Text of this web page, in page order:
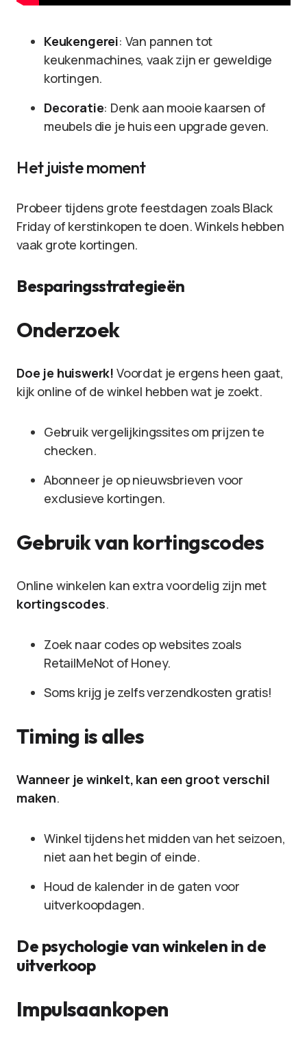
Keukengerei: Van pannen tot
keukenmachines, vaak zijn er geweldige
kortingen.
Decoratie: Denk aan mooie kaarsen of
meubels die je huis een upgrade geven.
Het juiste moment
Probeer tijdens grote feestdagen zoals Black
Friday of kerstinkopen te doen. Winkels hebben
vaak grote kortingen.
Besparingsstrategieën
Onderzoek
Doe je huiswerk! Voordat je ergens heen gaat,
kijk online of de winkel hebben wat je zoekt.
Gebruik vergelijkingssites om prijzen te
checken.
Abonneer je op nieuwsbrieven voor
exclusieve kortingen.
Gebruik van kortingscodes
Online winkelen kan extra voordelig zijn met
kortingscodes.
Zoek naar codes op websites zoals
RetailMeNot of Honey.
Soms krijg je zelfs verzendkosten gratis!
Timing is alles
Wanneer je winkelt, kan een groot verschil
maken.
Winkel tijdens het midden van het seizoen,
niet aan het begin of einde.
Houd de kalender in de gaten voor
uitverkoopdagen.
De psychologie van winkelen in de
uitverkoop
Impulsaankopen